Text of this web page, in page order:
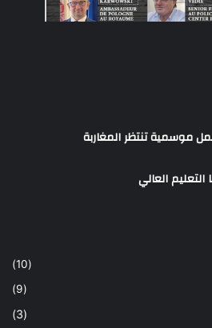
موسمية تنتظر المغاربة
العالي
(10)
(9)
(3)